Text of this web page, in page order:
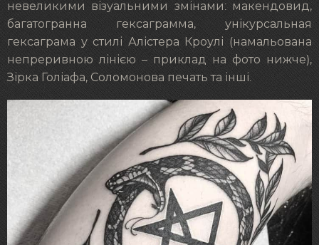
невеликими візуальними змінами: макендовид,
багатогранна гексаграмма, унікурсальная
гексаграма у стилі Алістера Кроулі (намальована
непреривною лінією – приклад на фото нижче),
Зірка Голіафа, Соломонова печать та інші.